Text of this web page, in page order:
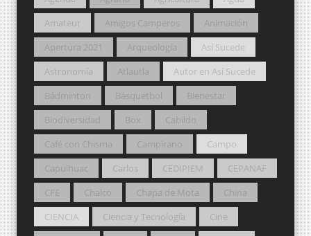
Amateur
Amigos Camperos
Animación
Apertura 2021
Arqueología
Así Sucede
Astronomía
Atlautla
Autor en Así Sucede
Bádminton
Básquetbol
Bienestar
Biodiversidad
Box
Cabildo
Café con Chisma
Campirano
Campo
Capulhuac
Carlos CEDIPIEM
CEPANAF
CFE
Chalco Chapa de Mota
China
CIENCIA
Ciencia y Tecnología
Cine